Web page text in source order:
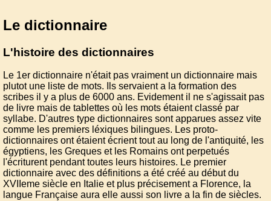
Le dictionnaire
L'histoire des dictionnaires
Le 1er dictionnaire n'était pas vraiment un dictionnaire mais
plutot une liste de mots. Ils servaient a la formation des
scribes il y a plus de 6000 ans. Evidement il ne s'agissait pas
de livre mais de tablettes où les mots étaient classé par
syllabe. D'autres type dictionnaires sont apparues assez vite
comme les premiers léxiques bilingues. Les proto-
dictionnaires ont étaient écrient tout au long de l'antiquité, les
égyptiens, les Greques et les Romains ont perpetués
l'écriturent pendant toutes leurs histoires. Le premier
dictionnaire avec des définitions a été créé au début du
XVIIeme siècle en Italie et plus précisement a Florence, la
langue Française aura elle aussi son livre a la fin de siècles.